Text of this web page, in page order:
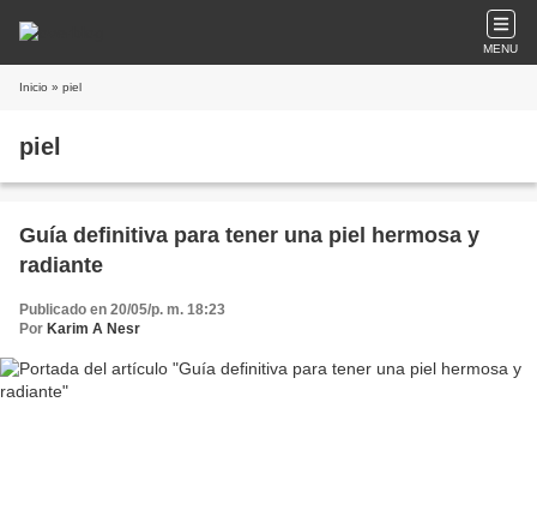
MENU
Inicio » piel
piel
Guía definitiva para tener una piel hermosa y
radiante
Publicado en 20/05/p. m. 18:23
Por Karim A Nesr